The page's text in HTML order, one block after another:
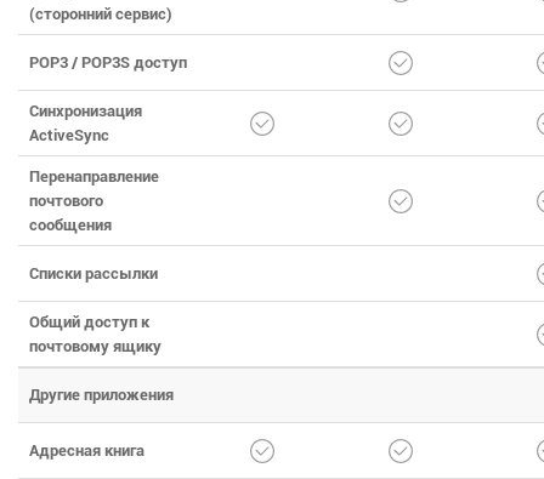
(сторонний сервис)
POP3 / POP3S доступ
Синхронизация
ActiveSync
Перенаправление
почтового
сообщения
Списки рассылки
Общий доступ к
почтовому ящику
Другие приложения
Адресная книга